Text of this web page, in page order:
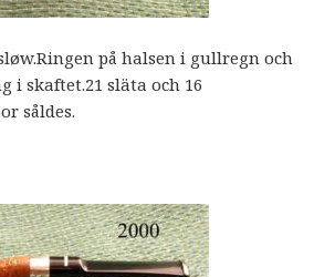
på halsen i gullregn och
i skaftet.21 släta och 16
såldes.